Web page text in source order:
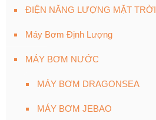
ĐIỆN NĂNG LƯỢNG MẶT TRỜI
Máy Bơm Định Lượng
MÁY BƠM NƯỚC
MÁY BƠM DRAGONSEA
MÁY BƠM JEBAO